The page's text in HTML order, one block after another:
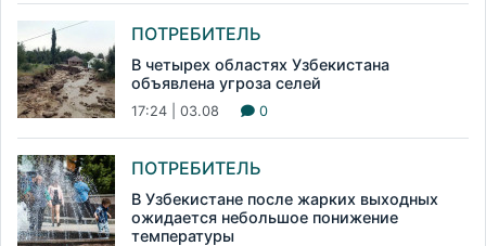
ПОТРЕБИТЕЛЬ
В четырех областях Узбекистана
объявлена угроза селей
17:24 | 03.08 0
ПОТРЕБИТЕЛЬ
В Узбекистане после жарких выходных
ожидается небольшое понижение
температуры